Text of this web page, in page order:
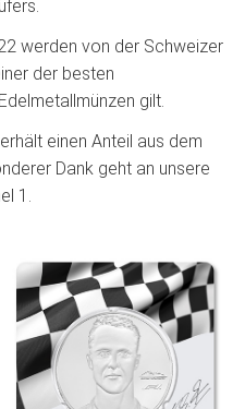
werden von der Schweizer
der besten
gilt.
einen Anteil aus dem
Dank geht an unsere
1.